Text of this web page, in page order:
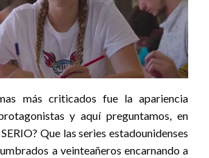
más criticados fue la apariencia
y aquí preguntamos, en
Que las series estadounidenses
a veinteañeros encarnando a